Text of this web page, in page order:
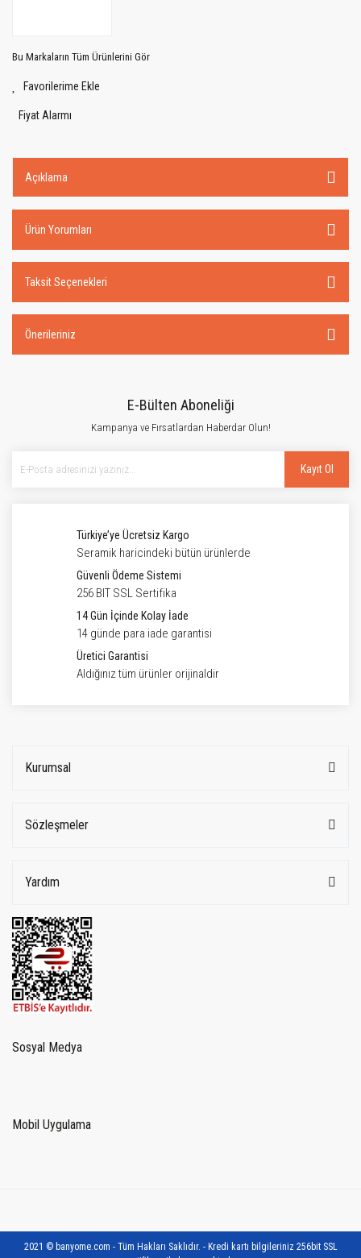
Bu Markaların Tüm Ürünlerini Gör
Fiyat Alarmı
Açıklama
Ürün Yorumları
Taksit Seçenekleri
Önerileriniz
E-Bülten Aboneliği
Kampanya ve Fırsatlardan Haberdar Olun!
Kayıt Ol
Türkiye’ye Ücretsiz Kargo
Seramik haricindeki bütün ürünlerde
Güvenli Ödeme Sistemi
256 BIT SSL Sertifika
14 Gün İçinde Kolay İade
14 günde para iade garantisi
Üretici Garantisi
Aldığınız tüm ürünler orijinaldir
Kurumsal
Sözleşmeler
Yardım
Sosyal Medya
Mobil Uygulama
2021 © banyome.com - Tüm Hakları Saklıdır. - Kredi kartı bilgileriniz 256bit SSL